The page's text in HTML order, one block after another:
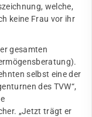
welche,
keine Frau vor ihr
gesamten
selbst eine der
des TVW“,
„Jetzt trägt er